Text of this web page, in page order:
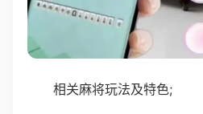
相关麻将玩法及特色;